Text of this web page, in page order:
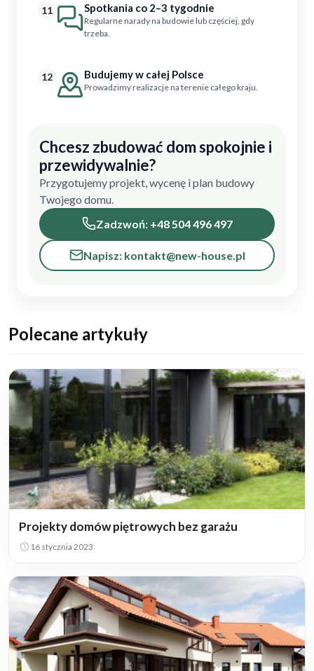
11 Spotkania co 2–3 tygodnie
Regularne narady na budowie lub częściej, gdy
trzeba.
12 Budujemy w całej Polsce
Prowadzimy realizacje na terenie całego kraju.
Chcesz zbudować dom spokojnie i
przewidywalnie?
Przygotujemy projekt, wycenę i plan budowy
Twojego domu.
Zadzwoń: +48 504 496 497
Napisz: kontakt@new-house.pl
Polecane artykuły
Projekty domów piętrowych bez garażu
16 stycznia 2023